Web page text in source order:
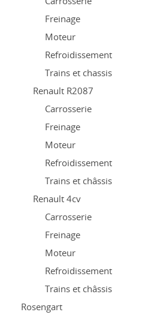
Freinage
Moteur
Refroidissement
Trains et chassis
Renault R2087
Carrosserie
Freinage
Moteur
Refroidissement
Trains et châssis
Renault 4cv
Carrosserie
Freinage
Moteur
Refroidissement
Trains et châssis
Rosengart